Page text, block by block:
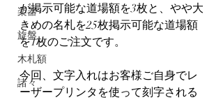
楽器
旋盤
木札額
諸々
が掲示可能な道場額を3枚と、やや大
きめの名札を25枚掲示可能な道場額
を1枚のご注文です。
今回、文字入れはお客様ご自身でレ
ーザープリンタを使って刻字される